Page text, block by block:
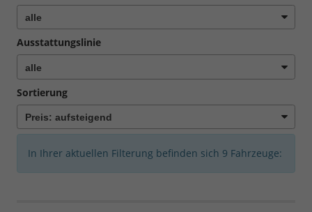
Ausstattungslinie
Sortierung
In Ihrer aktuellen Filterung befinden sich 9 Fahrzeuge: